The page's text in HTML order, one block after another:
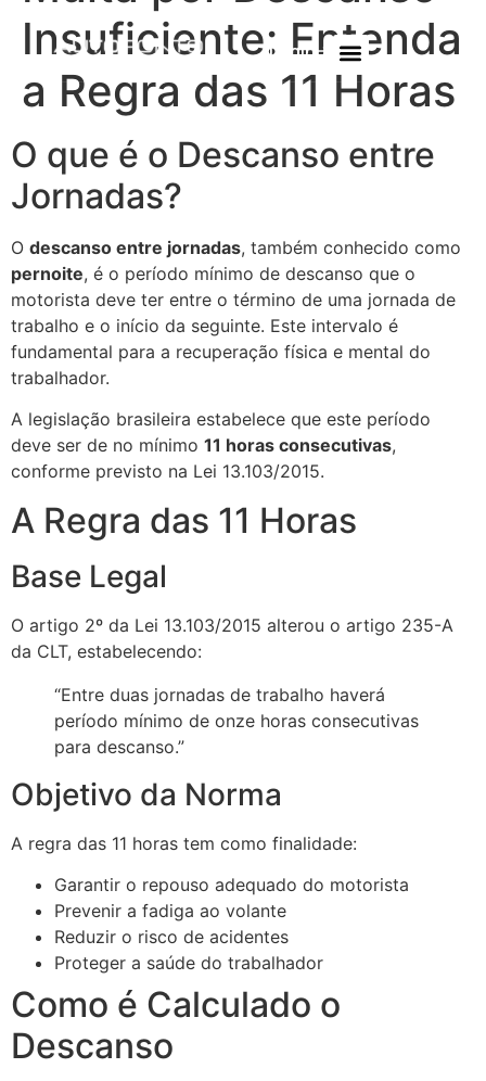
Login
Insuficiente: Entenda
a Regra das 11 Horas
O que é o Descanso entre
Jornadas?
O descanso entre jornadas, também conhecido como
pernoite, é o período mínimo de descanso que o
motorista deve ter entre o término de uma jornada de
trabalho e o início da seguinte. Este intervalo é
fundamental para a recuperação física e mental do
trabalhador.
A legislação brasileira estabelece que este período
deve ser de no mínimo 11 horas consecutivas,
conforme previsto na Lei 13.103/2015.
A Regra das 11 Horas
Base Legal
O artigo 2º da Lei 13.103/2015 alterou o artigo 235-A
da CLT, estabelecendo:
“Entre duas jornadas de trabalho haverá
período mínimo de onze horas consecutivas
para descanso.”
Objetivo da Norma
A regra das 11 horas tem como finalidade:
Garantir o repouso adequado do motorista
Prevenir a fadiga ao volante
Reduzir o risco de acidentes
Proteger a saúde do trabalhador
Como é Calculado o
Descanso